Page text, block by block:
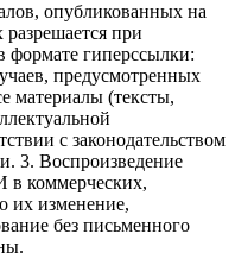
опубликованных на
разрешается при
формате гиперссылки:
предусмотренных
материалы (тексты,
с законодательством
3. Воспроизведение
в коммерческих,
их изменение,
без письменного